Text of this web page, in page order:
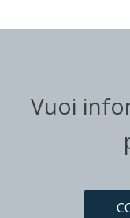
Vuoi